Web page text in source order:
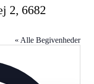
2, 6682
« Alle Begivenheder